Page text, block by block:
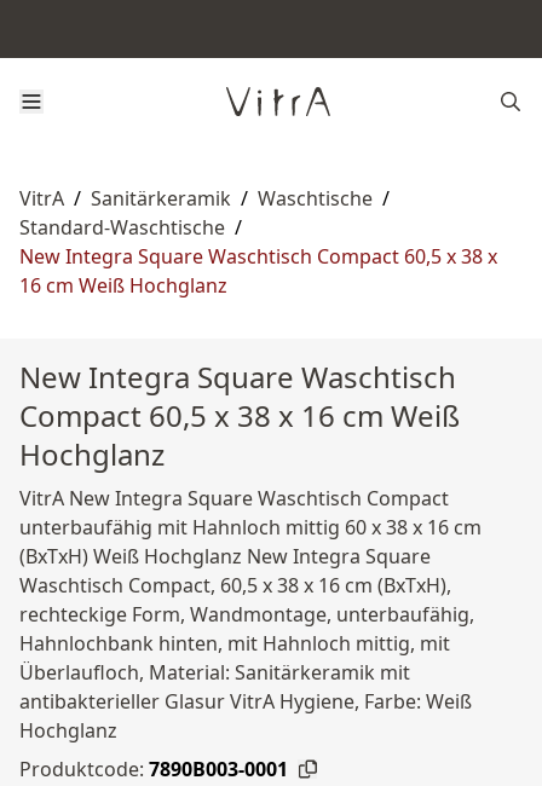
VitrA / Sanitärkeramik / Waschtische /
Standard-Waschtische /
New Integra Square Waschtisch Compact 60,5 x 38 x
16 cm Weiß Hochglanz
New Integra Square Waschtisch
Compact 60,5 x 38 x 16 cm Weiß
Hochglanz
VitrA New Integra Square Waschtisch Compact
unterbaufähig mit Hahnloch mittig 60 x 38 x 16 cm
(BxTxH) Weiß Hochglanz New Integra Square
Waschtisch Compact, 60,5 x 38 x 16 cm (BxTxH),
rechteckige Form, Wandmontage, unterbaufähig,
Hahnlochbank hinten, mit Hahnloch mittig, mit
Überlaufloch, Material: Sanitärkeramik mit
antibakterieller Glasur VitrA Hygiene, Farbe: Weiß
Hochglanz
Produktcode: 7890B003-0001